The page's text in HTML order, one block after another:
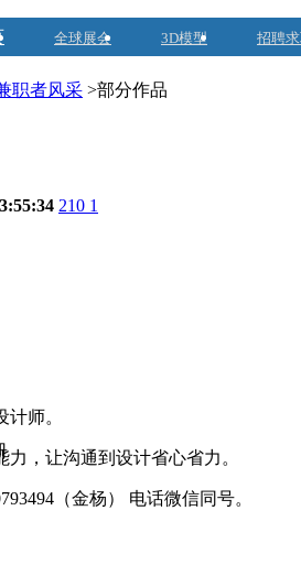
全球展会 3D模型 招聘
职者风采 >部分作品
210 1
师。
，让沟通到设计省心省力。
（金杨） 电话微信同号。